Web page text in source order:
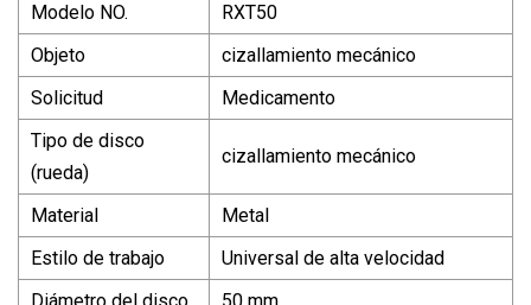
Modelo NO.
RXT50
Objeto
cizallamiento mecánico
Solicitud
Medicamento
Tipo de disco
(rueda)
cizallamiento mecánico
Material
Metal
Estilo de trabajo
Universal de alta velocidad